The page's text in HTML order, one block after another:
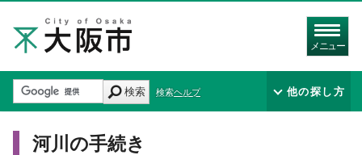
メニュー
検索 検索ヘルプ 他の探し方
河川の手続き